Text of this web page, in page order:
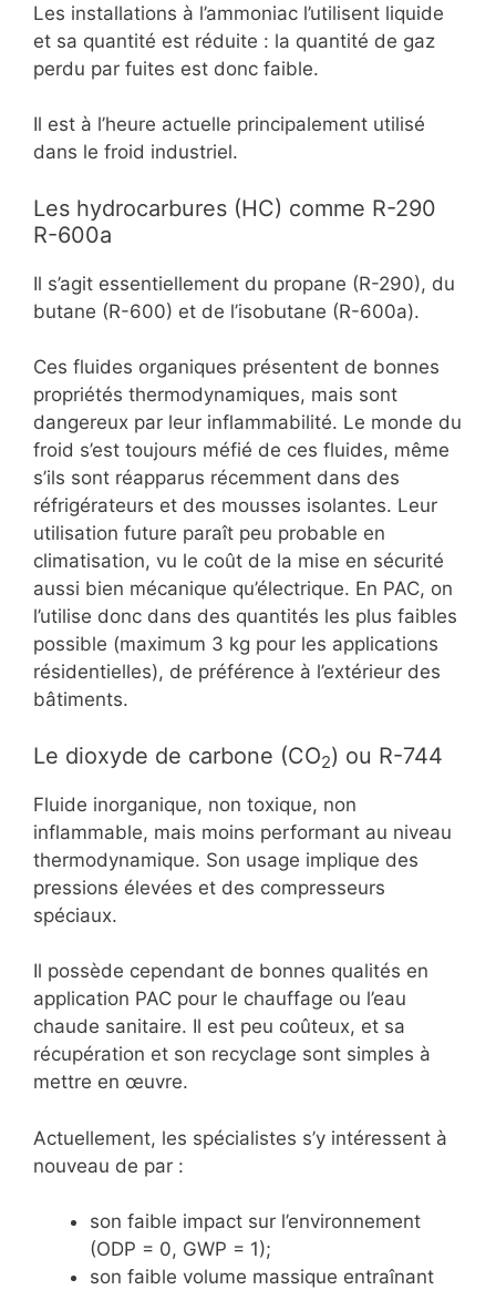
Les installations à l’ammoniac l’utilisent liquide
et sa quantité est réduite : la quantité de gaz
perdu par fuites est donc faible.
Il est à l’heure actuelle principalement utilisé
dans le froid industriel.
Les hydrocarbures (HC) comme R-290
R-600a
Il s’agit essentiellement du propane (R-290), du
butane (R-600) et de l’isobutane (R-600a).
Ces fluides organiques présentent de bonnes
propriétés thermodynamiques, mais sont
dangereux par leur inflammabilité. Le monde du
froid s’est toujours méfié de ces fluides, même
s’ils sont réapparus récemment dans des
réfrigérateurs et des mousses isolantes. Leur
utilisation future paraît peu probable en
climatisation, vu le coût de la mise en sécurité
aussi bien mécanique qu’électrique. En PAC, on
l’utilise donc dans des quantités les plus faibles
possible (maximum 3 kg pour les applications
résidentielles), de préférence à l’extérieur des
bâtiments.
Le dioxyde de carbone (CO2) ou R-744
Fluide inorganique, non toxique, non
inflammable, mais moins performant au niveau
thermodynamique. Son usage implique des
pressions élevées et des compresseurs
spéciaux.
Il possède cependant de bonnes qualités en
application PAC pour le chauffage ou l’eau
chaude sanitaire. Il est peu coûteux, et sa
récupération et son recyclage sont simples à
mettre en œuvre.
Actuellement, les spécialistes s’y intéressent à
nouveau de par :
son faible impact sur l’environnement
(ODP = 0, GWP = 1);
son faible volume massique entraînant